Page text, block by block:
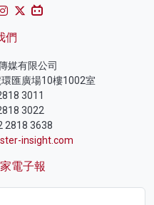
們
媒有限公司
匯廣場10樓1002室
3011
3022
2818 3638
insight.com
電子報